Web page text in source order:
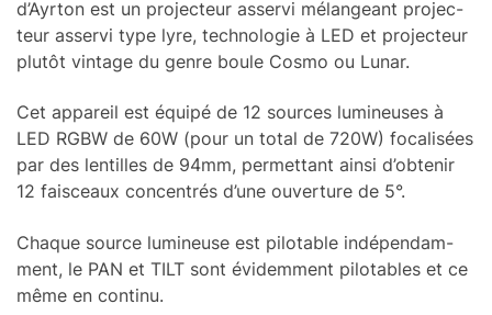
d’Ayr­ton est un projec­teur asservi mélan­geant projec­
teur asservi type lyre, tech­no­lo­gie à LED et projec­teur
plutôt vintage du genre boule Cosmo ou Lunar.
Cet appa­reil est équipé de 12 sources lumi­neuses à
LED RGBW de 60W (pour un total de 720W) foca­li­sées
par des lentilles de 94mm, permet­tant ainsi d’ob­te­nir
12 fais­ceaux concen­trés d’une ouver­ture de 5°.
Chaque source lumi­neuse est pilo­table indé­pen­dam­
ment, le PAN et TILT sont évidem­ment pilo­tables et ce
même en continu.